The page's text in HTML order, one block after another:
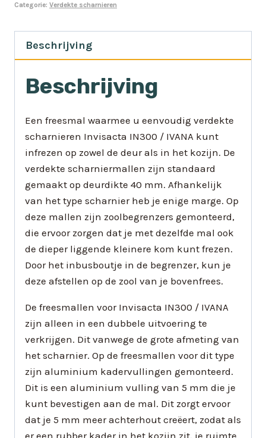
Categorie: Verdekte scharnieren
Beschrijving
Beschrijving
Een freesmal waarmee u eenvoudig verdekte
scharnieren Invisacta IN300 / IVANA kunt
infrezen op zowel de deur als in het kozijn. De
verdekte scharniermallen zijn standaard
gemaakt op deurdikte 40 mm. Afhankelijk
van het type scharnier heb je enige marge. Op
deze mallen zijn zoolbegrenzers gemonteerd,
die ervoor zorgen dat je met dezelfde mal ook
de dieper liggende kleinere kom kunt frezen.
Door het inbusboutje in de begrenzer, kun je
deze afstellen op de zool van je bovenfrees.
De freesmallen voor Invisacta IN300 / IVANA
zijn alleen in een dubbele uitvoering te
verkrijgen. Dit vanwege de grote afmeting van
het scharnier. Op de freesmallen voor dit type
zijn aluminium kadervullingen gemonteerd.
Dit is een aluminium vulling van 5 mm die je
kunt bevestigen aan de mal. Dit zorgt ervoor
dat je 5 mm meer achterhout creëert, zodat als